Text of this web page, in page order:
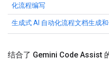
化流程编写
生成式 AI 自动化流程文档生成
结合了 Gemini Code Assist